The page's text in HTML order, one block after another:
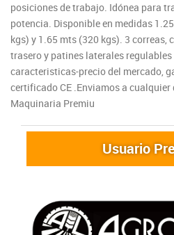
posiciones de trabajo. Idónea para
potencia. Disponible en medidas
kgs) y 1.65 mts (320 kgs). 3
trasero y patines laterales
caracteristicas-precio del mercado,
certificado CE .Enviamos a
Maquinaria Premiu
Usuario